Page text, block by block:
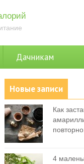
Дачникам
Новые записи
Как
4